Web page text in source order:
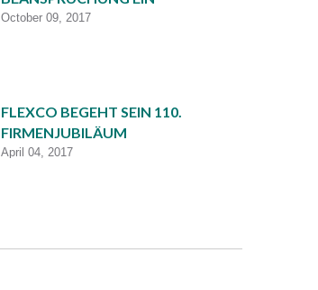
October 09, 2017
FLEXCO BEGEHT SEIN 110.
FIRMENJUBILÄUM
April 04, 2017